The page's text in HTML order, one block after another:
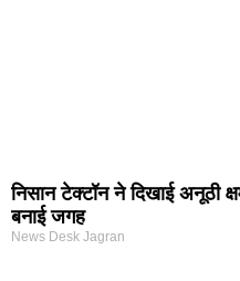
निसान टेक्टॉन ने दिखाई अनूठी
बनाई जगह
News Desk Jagran